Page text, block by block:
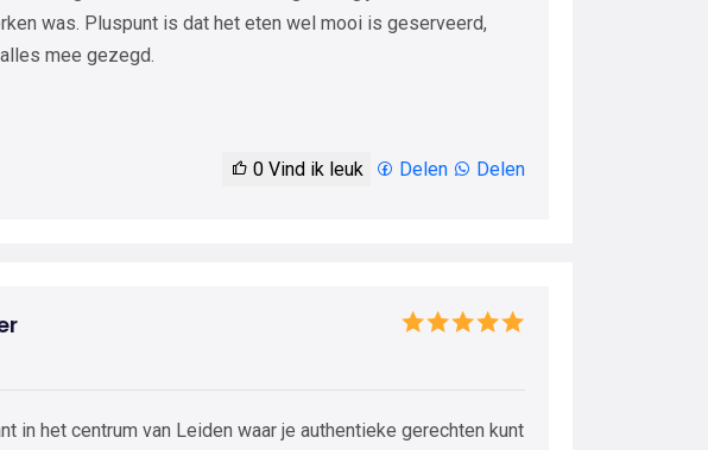
was. Pluspunt is dat het eten wel mooi is geserveerd,
mee gezegd.
0 Vind ik leuk Delen Delen
in het centrum van Leiden waar je authentieke gerechten kunt